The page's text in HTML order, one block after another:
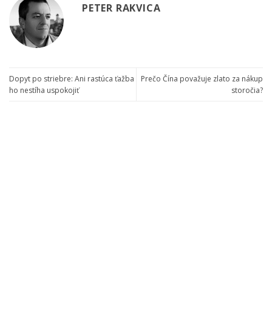
PETER RAKVICA
Dopyt po striebre: Ani rastúca ťažba
ho nestíha uspokojiť
Prečo Čína považuje zlato za nákup
storočia?